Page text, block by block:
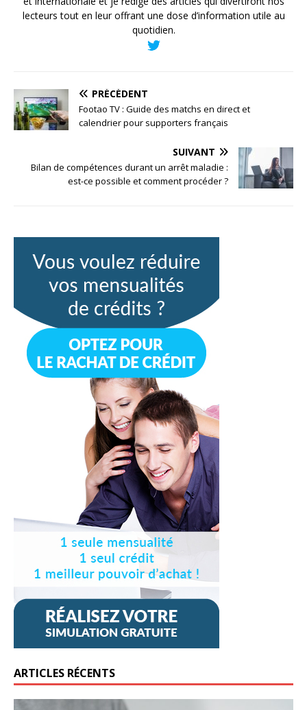
lecteurs tout en leur offrant une dose d’information utile au
quotidien.
PRÉCÉDENT
Footao TV : Guide des matchs en direct et
calendrier pour supporters français
SUIVANT
Bilan de compétences durant un arrêt maladie :
est-ce possible et comment procéder ?
ARTICLES RÉCENTS